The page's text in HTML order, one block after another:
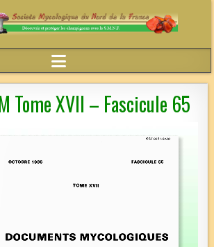
Tome XVII – Fascicule 65